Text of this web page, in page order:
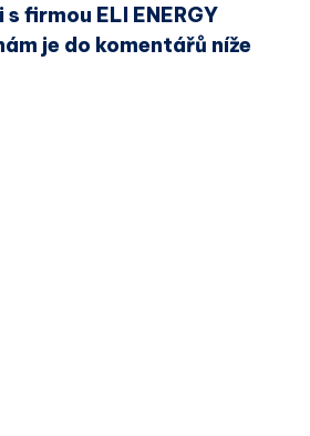
firmou ELI ENERGY
je do komentářů níže